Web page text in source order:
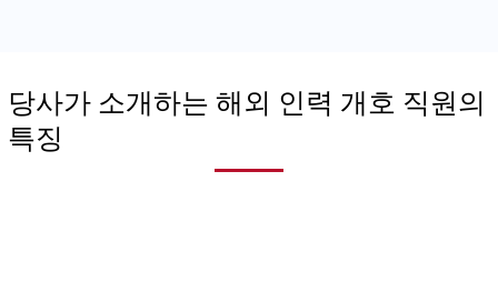
당사가 소개하는 해외 인력 개호 직원의
특징